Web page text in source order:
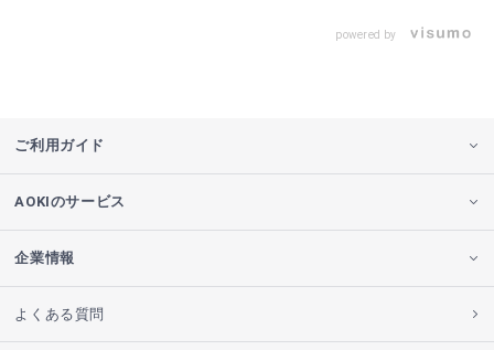
powered by
ご利用ガイド
AOKIのサービス
企業情報
よくある質問